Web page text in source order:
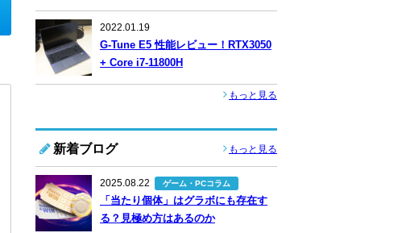
2022.01.19
G-Tune E5 性能レビュー！RTX3050
+ Core i7-11800H
もっと見る
新着ブログ もっと見る
2025.08.22 ゲーム・PCコラム
「当たり個体」はグラボにも存在す
る？見極め方はあるのか